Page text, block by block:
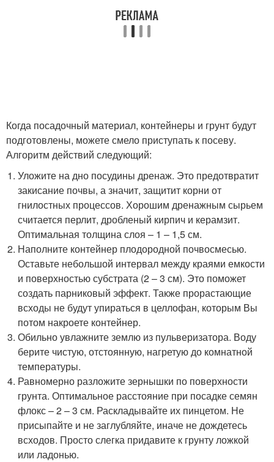
Когда посадочный материал, контейнеры и грунт будут
подготовлены, можете смело приступать к посеву.
Алгоритм действий следующий:
Уложите на дно посудины дренаж. Это предотвратит
закисание почвы, а значит, защитит корни от
гнилостных процессов. Хорошим дренажным сырьем
считается перлит, дробленый кирпич и керамзит.
Оптимальная толщина слоя – 1 – 1,5 см.
Наполните контейнер плодородной почвосмесью.
Оставьте небольшой интервал между краями емкости
и поверхностью субстрата (2 – 3 см). Это поможет
создать парниковый эффект. Также прорастающие
всходы не будут упираться в целлофан, которым Вы
потом накроете контейнер.
Обильно увлажните землю из пульверизатора. Воду
берите чистую, отстоянную, нагретую до комнатной
температуры.
Равномерно разложите зернышки по поверхности
грунта. Оптимальное расстояние при посадке семян
флокс – 2 – 3 см. Раскладывайте их пинцетом. Не
присыпайте и не заглубляйте, иначе не дождетесь
всходов. Просто слегка придавите к грунту ложкой
или ладонью.